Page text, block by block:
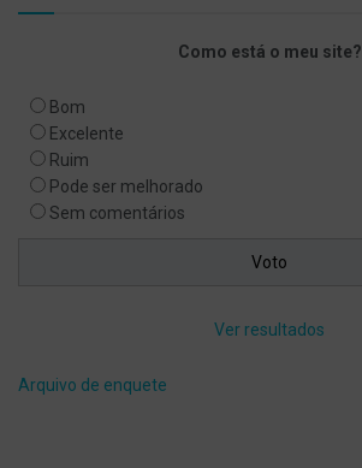
Como está o meu site?
Bom
Excelente
Ruim
Pode ser melhorado
Sem comentários
Ver resultados
Arquivo de enquete